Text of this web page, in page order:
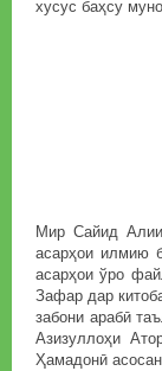
хусус баҳсу
Мир Сайид
асарҳои илмию
асарҳои ўро
Зафар дар
забони арабӣ
Азизуллоҳи
Ҳамадонӣ